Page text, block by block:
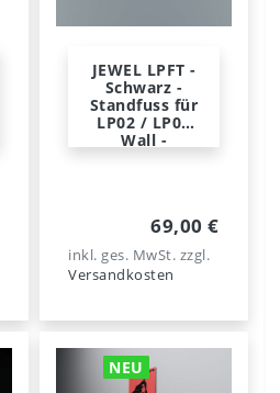
JEWEL LPFT -
Schwarz -
Standfuss für
LP02 / LP03
Wall -
69,00 €
inkl. ges. MwSt. zzgl.
Versandkosten
NEU